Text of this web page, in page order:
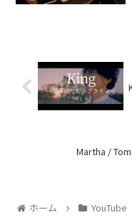
Martha /
ホーム YouTube